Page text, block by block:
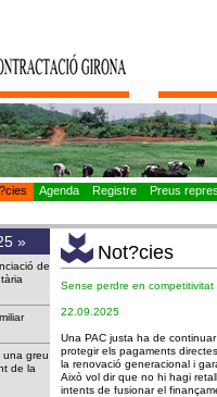
Agenda Registre
Preus
»
de
una greu
de la
Not?cies
Sense perdre en competitivitat
22.09.2025
Una PAC justa ha de
protegir els pagaments
la renovació generacional i
Això vol dir que no hi hagi
intents de fusionar el